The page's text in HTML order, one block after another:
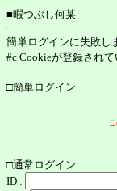
■暇つぶし何某
簡単ログインに失敗し
#c Cookieが登録され
□簡単ログイン
□通常ログイン
ID :